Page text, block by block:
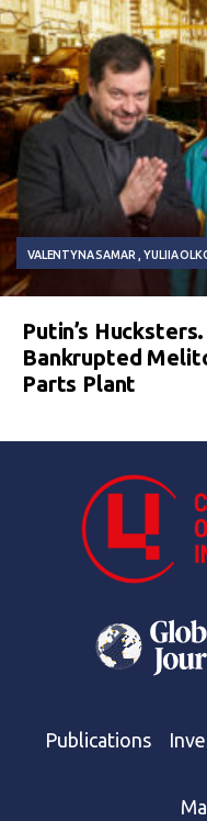
VALENTYNA SAMAR YULIIA
Putin’s
Bankrupted
Parts Plant
Publications